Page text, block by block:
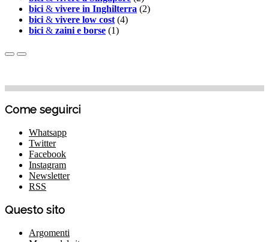
bici & vivere in Inghilterra (2)
bici & vivere low cost (4)
bici & zaini e borse (1)
Come seguirci
Whatsapp
Twitter
Facebook
Instagram
Newsletter
RSS
Questo sito
Argomenti